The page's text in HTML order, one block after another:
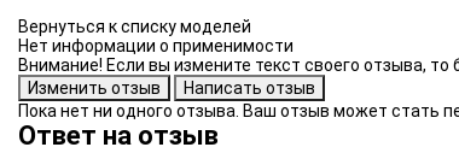
Нет информации о применимости
Внимание! Если вы измените текст своего отзыва,
Пока нет ни одного отзыва. Ваш отзыв может стать
Ответ на отзыв